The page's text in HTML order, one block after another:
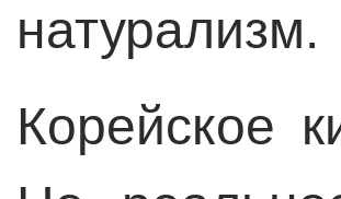
натурализм.
Корейское